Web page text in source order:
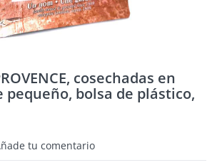
cosechadas en
pequeño, bolsa de plástico,
tu comentario